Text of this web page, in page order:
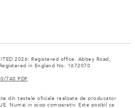
2026: Registered office: Abbey Road,
in England No: 1672070
740 PDF
din testele oficiale realizate de producator
Numai in scop comparativ. Este posibil ca